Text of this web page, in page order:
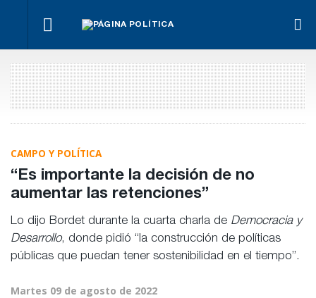
Hacer lo
aunque
sea lo más
difícil
El
oficialismo
busca
proteger
la reforma
previsional
con el
Poder
Judicial?
Para Bahl, la
ley “despoja
al Estado de
herramientas”
para la
pública
CAMPO Y POLÍTICA
“Es importante la decisión de no
aumentar las retenciones”
Lo dijo Bordet durante la cuarta charla de Democracia y
Desarrollo, donde pidió “la construcción de políticas
públicas que puedan tener sostenibilidad en el tiempo”.
Martes 09 de agosto de 2022